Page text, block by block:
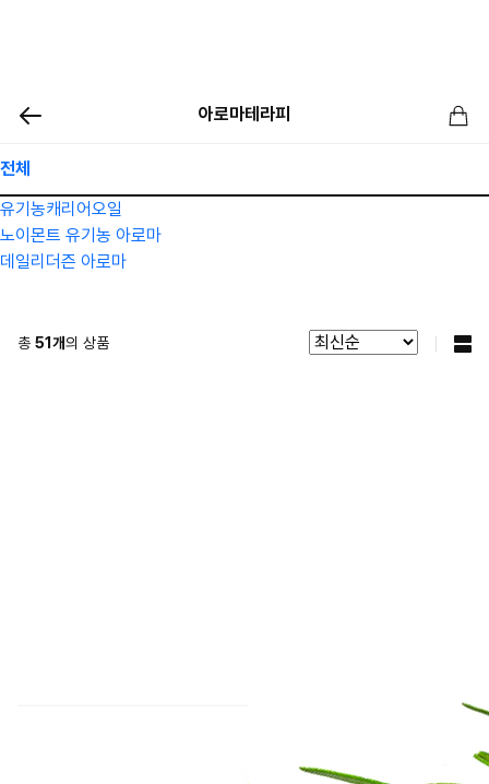
아로마테라피
전체
유기농캐리어오일
노이몬트 유기농 아로마
데일리더즌 아로마
총 51 개의 상품